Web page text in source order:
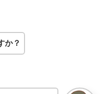
か？